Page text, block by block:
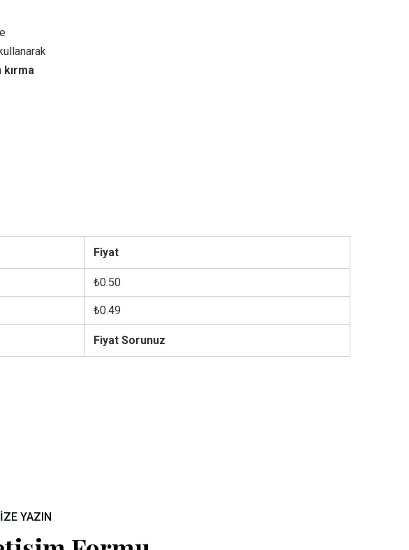
kırma
Fiyat
₺0.50
₺0.49
Fiyat Sorunuz
YAZIN